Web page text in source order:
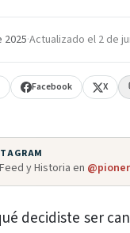
2025·Actualizado el 2 de
Facebook X
y Historia en
decidiste ser